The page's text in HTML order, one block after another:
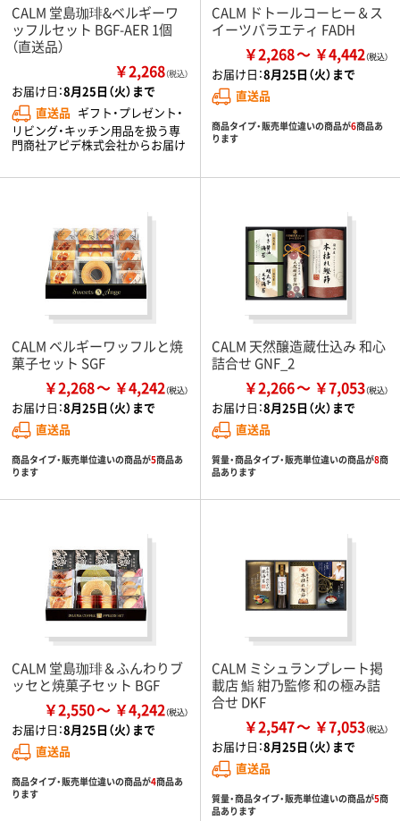
CALM 堂島珈琲&ベルギーワ
ッフルセット BGF-AER 1個
（直送品）
￥2,268（税込）
お届け日：8月25日（火）まで
直送品 ギフト・プレゼント・
リビング・キッチン用品を扱う専
門商社アピデ株式会社からお届け
CALM ドトールコーヒー＆ス
イーツバラエティ FADH
￥2,268 ￥4,442
お届け日：8月25日（火）まで
直送品
商品タイプ・販売単位違いの商品が6商品あ
ります
CALM ベルギーワッフルと焼
菓子セット SGF
￥2,268 ￥4,242
お届け日：8月25日（火）まで
直送品
商品タイプ・販売単位違いの商品が5商品あ
ります
CALM 天然醸造蔵仕込み 和心
詰合せ GNF_2
￥2,266 ￥7,053
お届け日：8月25日（火）まで
直送品
質量・商品タイプ・販売単位違いの商品が8商
品あります
CALM 堂島珈琲＆ふんわりブ
ッセと焼菓子セット BGF
￥2,550 ￥4,242
お届け日：8月25日（火）まで
直送品
商品タイプ・販売単位違いの商品が4商品あ
ります
CALM ミシュランプレート掲
載店 鮨 紺乃監修 和の極み詰
合せ DKF
￥2,547 ￥7,053
お届け日：8月25日（火）まで
直送品
質量・商品タイプ・販売単位違いの商品が5商
品あります